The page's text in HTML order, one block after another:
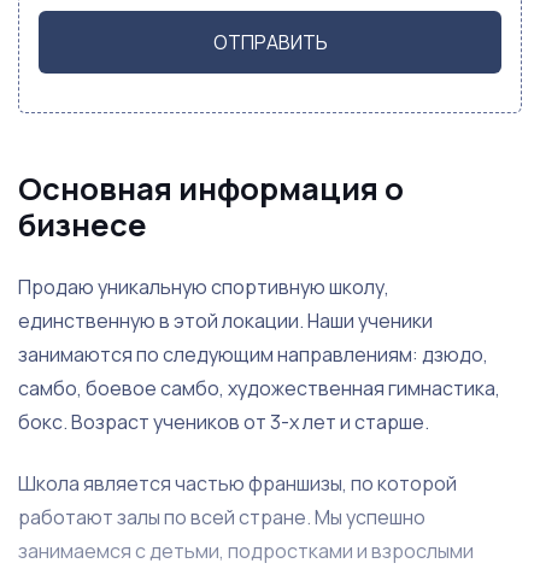
ОТПРАВИТЬ
Основная информация о
бизнесе
Продаю уникальную спортивную школу,
единственную в этой локации. Наши ученики
занимаются по следующим направлениям: дзюдо,
самбо, боевое самбо, художественная гимнастика,
бокс. Возраст учеников от 3-х лет и старше.
Школа является частью франшизы, по которой
работают залы по всей стране. Мы успешно
занимаемся с детьми, подростками и взрослыми